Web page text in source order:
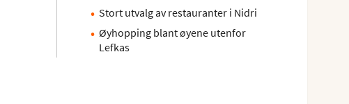
Stort utvalg av restauranter i Nidri
Øyhopping blant øyene utenfor
Lefkas